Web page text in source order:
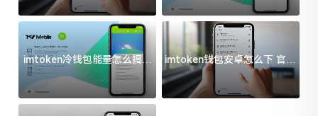
imtoken冷钱包能量怎么搞？
过来人告诉你门道
imtoken钱包安卓怎么下 官方
渠道避坑指南